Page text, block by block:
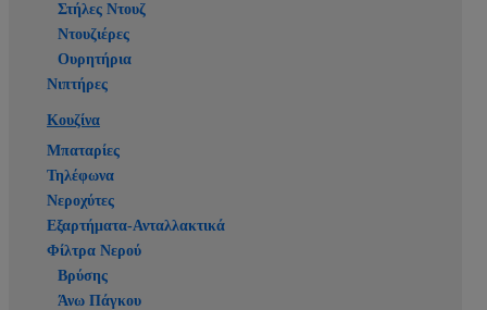
Στήλες Ντουζ
Ντουζιέρες
Ουρητήρια
Νιπτήρες
Κουζίνα
Μπαταρίες
Τηλέφωνα
Νεροχύτες
Εξαρτήματα-Ανταλλακτικά
Φίλτρα Νερού
Βρύσης
Άνω Πάγκου